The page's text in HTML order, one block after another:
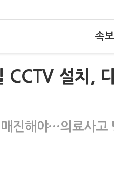
속보
CCTV 설치,
진해야…의료사고